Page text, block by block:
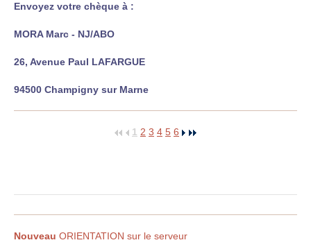
Envoyez votre chèque à :
MORA Marc - NJ/ABO
26, Avenue Paul LAFARGUE
94500 Champigny sur Marne
1 2 3 4 5 6
Nouveau ORIENTATION sur le serveur